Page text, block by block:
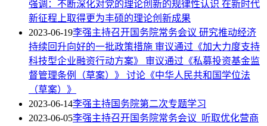
强调：不断深化对党的理论创新的规律性认识 在新时代
新征程上取得更为丰硕的理论创新成果
2023-06-19李强主持召开国务院常务会议 研究推动经济
持续回升向好的一批政策措施 审议通过《加大力度支持
科技型企业融资行动方案》 审议通过《私募投资基金监
督管理条例（草案）》 讨论《中华人民共和国学位法
（草案）》
2023-06-14李强主持国务院第二次专题学习
2023-06-05李强主持召开国务院常务会议 听取优化营商